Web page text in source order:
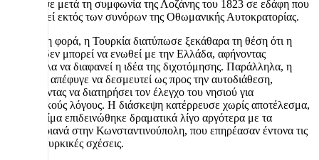
επέστρεψε μετά τη συμφωνία της Λοζάνης του 1823 σε εδάφη που
είχαν τεθεί εκτός των συνόρων της Οθωμανικής Αυτοκρατορίας.
Για πρώτη φορά, η Τουρκία διατύπωσε ξεκάθαρα τη θέση ότι η
Κύπρος δεν μπορεί να ενωθεί με την Ελλάδα, αφήνοντας
παράλληλα να διαφανεί η ιδέα της διχοτόμησης. Παράλληλα, η
Βρετανία απέφυγε να δεσμευτεί ως προς την αυτοδιάθεση,
επιδιώκοντας να διατηρήσει τον έλεγχο του νησιού για
στρατηγικούς λόγους. Η διάσκεψη κατέρρευσε χωρίς αποτέλεσμα,
και το κλίμα επιδεινώθηκε δραματικά λίγο αργότερα με τα
Σεπτεμβριανά στην Κωνσταντινούπολη, που επηρέασαν έντονα τις
ελληνοτουρκικές σχέσεις.